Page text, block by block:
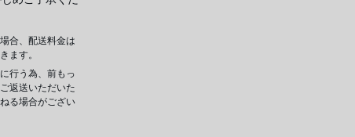
合、配送料金は
ます。
行う為、前もっ
返送いただいた
る場合がござい